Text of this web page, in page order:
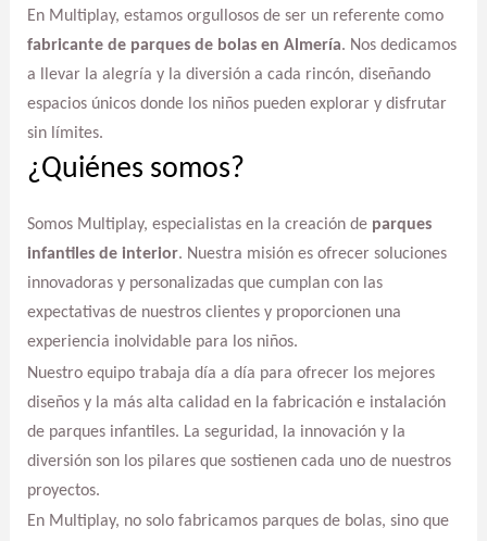
En Multiplay, estamos orgullosos de ser un referente como
fabricante de parques de bolas en Almería. Nos dedicamos
a llevar la alegría y la diversión a cada rincón, diseñando
espacios únicos donde los niños pueden explorar y disfrutar
sin límites.
¿Quiénes somos?
Somos Multiplay, especialistas en la creación de parques
infantiles de interior. Nuestra misión es ofrecer soluciones
innovadoras y personalizadas que cumplan con las
expectativas de nuestros clientes y proporcionen una
experiencia inolvidable para los niños.
Nuestro equipo trabaja día a día para ofrecer los mejores
diseños y la más alta calidad en la fabricación e instalación
de parques infantiles. La seguridad, la innovación y la
diversión son los pilares que sostienen cada uno de nuestros
proyectos.
En Multiplay, no solo fabricamos parques de bolas, sino que